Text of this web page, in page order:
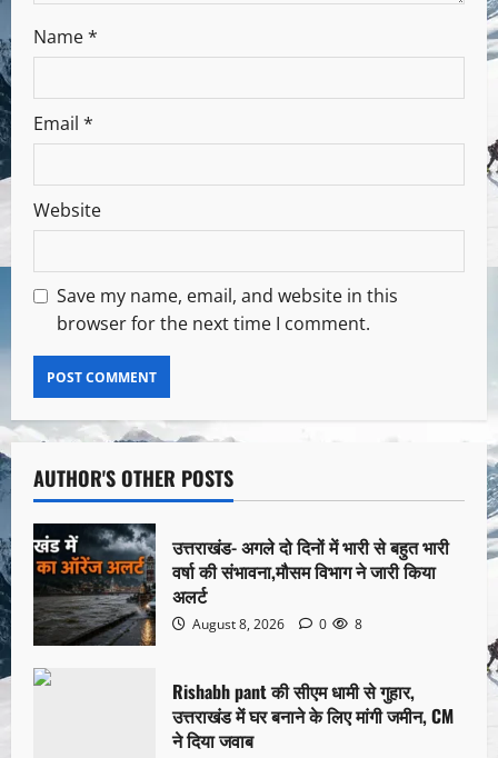
Name*
Email *
Website
Save my name, email, and website in this
browser for the next time I comment.
AUTHOR'S OTHER POSTS
उत्तराखंड- अगले दो दिनों में भारी से बहुत भारी
वर्षा की संभावना,मौसम विभाग ने जारी किया
अलर्ट
August 8, 2026 0 8
Rishabh pant की सीएम धामी से गुहार,
उत्तराखंड में घर बनाने के लिए मांगी जमीन, CM
ने दिया जवाब